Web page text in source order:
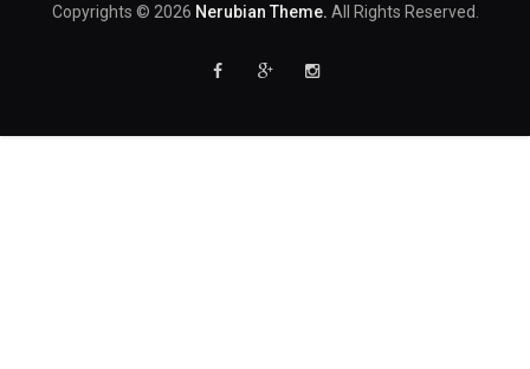
Copyrights © 2026 Nerubian Theme. All Rights Reserved.